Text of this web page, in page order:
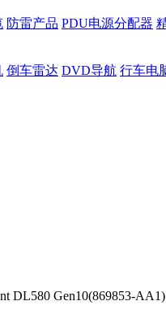
防雷产品 PDU电源分配器
倒车雷达 DVD导航 行车电
DL580 Gen10(869853-AA1)